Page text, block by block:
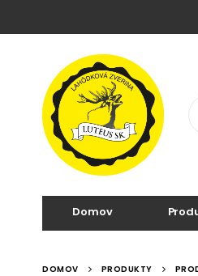
Domov
DOMOV PRODUKTY